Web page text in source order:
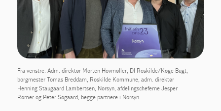
Fra venstre: Adm. direktør Morten Hovmøller, DI Roskilde/Køge Bugt,
borgmester Tomas Breddam, Roskilde Kommune, adm. direktør
Henning Staugaard Lambertsen, Norsyn, afdelingscheferne Jesper
Rømer og Peter Søgaard, begge partnere i Norsyn.